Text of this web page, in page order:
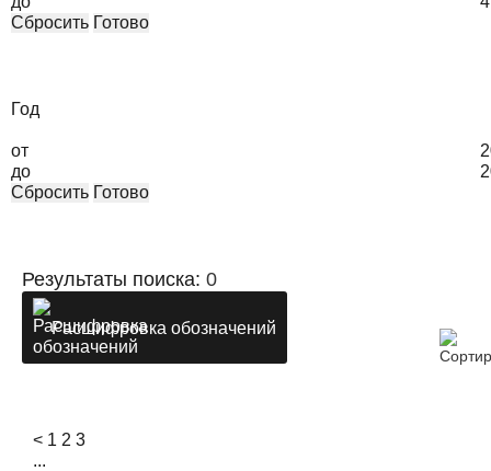
Сбросить Готово
Год
от
до
Сбросить Готово
Результаты поиска: 0
Расшифровка обозначений
< 1 2 3
...